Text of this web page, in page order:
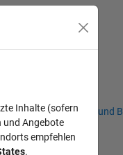
Studierende und
Inhalte (sofern
und Angebote
empfehlen
.